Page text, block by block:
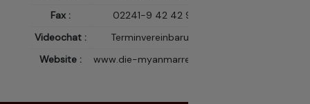
Fax :
02241-9 42 42 99
Videochat :
Terminvereinbarung
Website :
www.die-myanmarreise.de